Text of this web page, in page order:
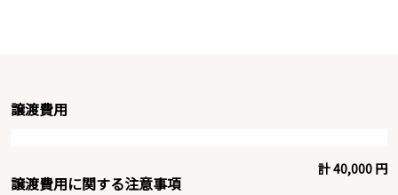
譲渡費用
計 40,000 円
譲渡費用に関する注意事項